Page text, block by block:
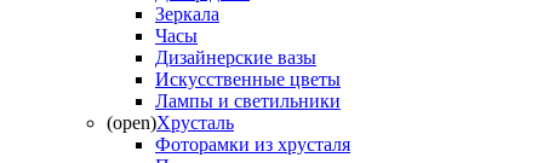
Зеркала
Часы
Дизайнерские вазы
Искусственные цветы
Лампы и светильники
(open)Хрусталь
Фоторамки из хрусталя